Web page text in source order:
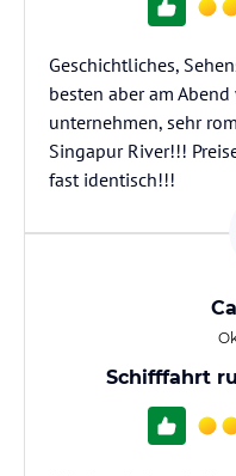
Geschichtliches,
besten aber am
unternehmen, sehr
Singapur River!!!
fast identisch!!!
Schifffahrt